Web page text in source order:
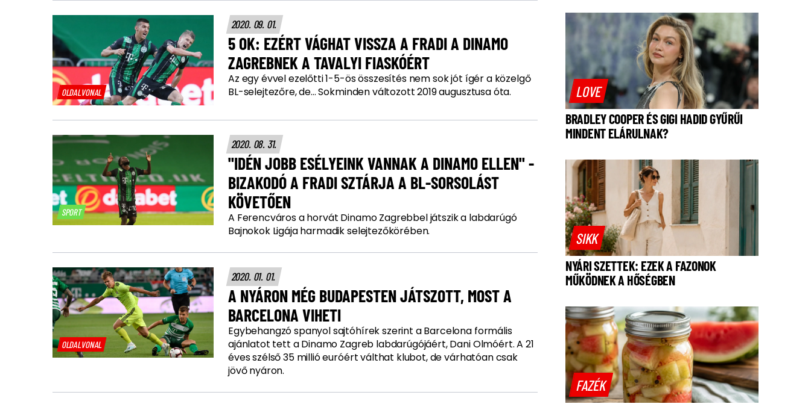
OLDALVONAL
2020. 09. 01.
5 OK: EZÉRT VÁGHAT VISSZA A FRADI A DINAMO
ZAGREBNEK A TAVALYI FIASKÓÉRT
Az egy évvel ezelőtti 1-5-ös összesítés nem sok jót ígér a közelgő
BL-selejtezőre, de... Sokminden változott 2019 augusztusa óta.
SPORT
2020. 08. 31.
"IDÉN JOBB ESÉLYEINK VANNAK A DINAMO ELLEN" -
BIZAKODÓ A FRADI SZTÁRJA A BL-SORSOLÁST
KÖVETŐEN
A Ferencváros a horvát Dinamo Zagrebbel játszik a labdarúgó
Bajnokok Ligája harmadik selejtezőkörében.
OLDALVONAL
2020. 01. 01.
A NYÁRON MÉG BUDAPESTEN JÁTSZOTT, MOST A
BARCELONA VIHETI
Egybehangzó spanyol sajtóhírek szerint a Barcelona formális
ajánlatot tett a Dinamo Zagreb labdarúgójáért, Dani Olmóért. A 21
éves szélső 35 millió euróért válthat klubot, de várhatóan csak
jövő nyáron.
LOVE
BRADLEY COOPER ÉS GIGI HADID GYŰRŰI
MINDENT ELÁRULNAK?
SIKK
NYÁRI SZETTEK: EZEK A FAZONOK
MŰKÖDNEK A HŐSÉGBEN
FAZÉK